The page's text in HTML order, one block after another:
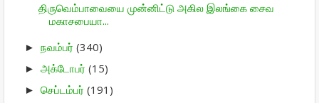
திருவெம்பாவையை முன்னிட்டு அகில இலங்கை சைவ
மகாசபையா...
► நவம்பர் (340)
► அக்டோபர் (15)
► செப்டம்பர் (191)